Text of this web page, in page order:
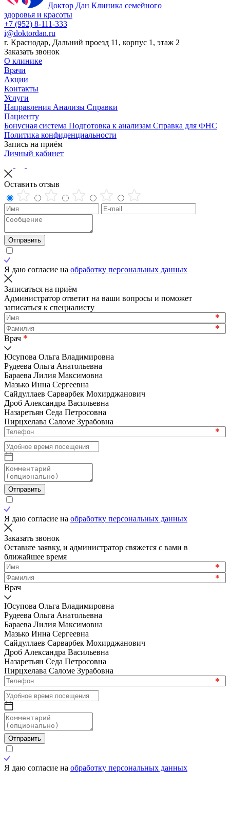
Доктор Дан Клиника семейного
здоровья и красоты
+7 (952) 8-111-333
i@doktordan.ru
г. Краснодар, Дальний проезд 11, корпус 1, этаж 2
Заказать звонок
О клинике
Врачи
Акции
Контакты
Услуги
Направления Анализы Справки
Пациенту
Бонусная система Подготовка к анализам Справка для ФНС
Политика конфиденциальности
Запись на приём
Личный кабинет
Оставить отзыв
Отправить
Я даю согласие на обработку персональных данных
Записаться на приём
Администратор ответит на ваши вопросы и поможет
записаться к специалисту
*
*
Врач *
Юсупова Ольга Владимировна
Рудеева Ольга Анатольевна
Бараева Лилия Максимовна
Мазько Инна Сергеевна
Сайдуллаев Сарварбек Мохирджанович
Дроб Александра Васильевна
Назаретьян Седа Петросовна
Пирцхелава Саломе Зурабовна
*
Отправить
Я даю согласие на обработку персональных данных
Заказать звонок
Оставьте заявку, и администратор свяжется с вами в
ближайшее время
*
*
Врач
Юсупова Ольга Владимировна
Рудеева Ольга Анатольевна
Бараева Лилия Максимовна
Мазько Инна Сергеевна
Сайдуллаев Сарварбек Мохирджанович
Дроб Александра Васильевна
Назаретьян Седа Петросовна
Пирцхелава Саломе Зурабовна
*
Отправить
Я даю согласие на обработку персональных данных